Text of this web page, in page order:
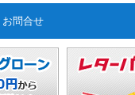
お問合せ